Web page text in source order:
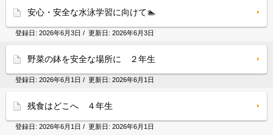
安心・安全な水泳学習に向けて🏊
登録日: 2026年6月3日 / 更新日: 2026年6月3日
野菜の鉢を安全な場所に ２年生
登録日: 2026年6月1日 / 更新日: 2026年6月1日
残食はどこへ ４年生
登録日: 2026年6月1日 / 更新日: 2026年6月1日